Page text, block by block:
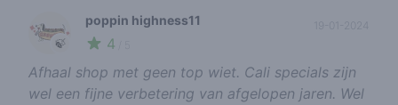
🍃
poppin highness11
4
Afhaal shop met geen top wiet. Cali specials zijn
wel een fijne verbetering van afgelopen jaren. Wel